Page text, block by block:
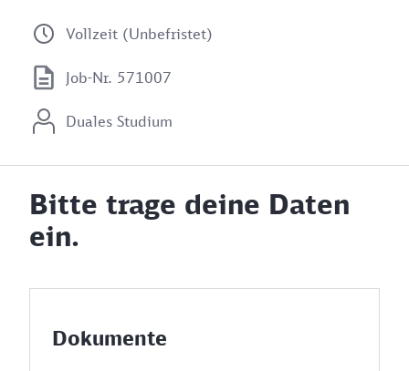
Vollzeit (Unbefristet)
Job-Nr. 571007
Duales Studium
Bitte trage deine Daten
ein.
Dokumente